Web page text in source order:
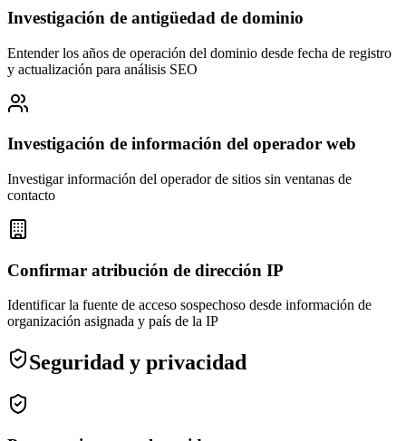
Investigación de antigüedad de dominio
Entender los años de operación del dominio desde fecha de registro
y actualización para análisis SEO
Investigación de información del operador web
Investigar información del operador de sitios sin ventanas de
contacto
Confirmar atribución de dirección IP
Identificar la fuente de acceso sospechoso desde información de
organización asignada y país de la IP
Seguridad y privacidad